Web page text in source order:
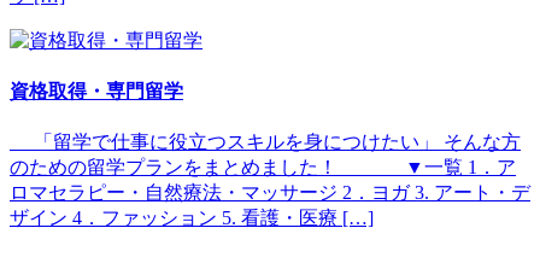
資格取得・専門留学
「留学で仕事に役立つスキルを身につけたい」 そんな方
のための留学プランをまとめました！ ▼一覧 1．ア
ロマセラピー・自然療法・マッサージ 2．ヨガ 3. アート・デ
ザイン 4．ファッション 5. 看護・医療 […]